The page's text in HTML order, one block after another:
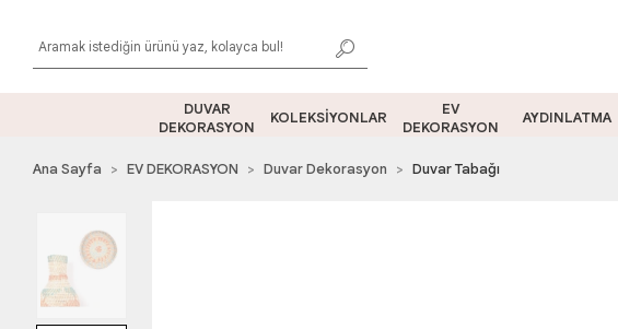
DUVAR
DEKORASYON
KOLEKSİYONLAR
EV
DEKORASYON
AYDINLATMA
Ana Sayfa EV DEKORASYON Duvar Dekorasyon Duvar Tabağı